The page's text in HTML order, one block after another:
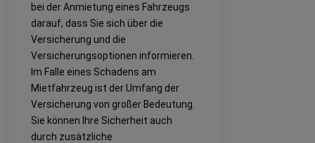
bei der Anmietung eines Fahrzeugs
darauf, dass Sie sich über die
Versicherung und die
Versicherungsoptionen informieren.
Im Falle eines Schadens am
Mietfahrzeug ist der Umfang der
Versicherung von großer Bedeutung.
Sie können Ihre Sicherheit auch
durch zusätzliche